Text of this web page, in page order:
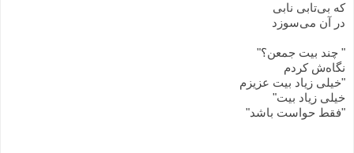
که بی‌تابی نابی
در آن می‌سوزد
" چند بیت جمعن؟"
نگاه‌ش کردم
"خیلی زیاد بیت عزیزم
خیلی زیاد بیت"
"فقط حواست باشد"